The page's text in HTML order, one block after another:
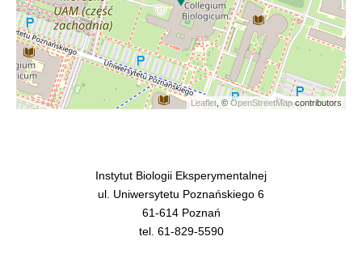
Leaflet, ©OpenStreetMapcontributors
Instytut Biologii Eksperymentalnej
ul. Uniwersytetu Poznańskiego 6
61-614 Poznań
tel. 61-829-5590